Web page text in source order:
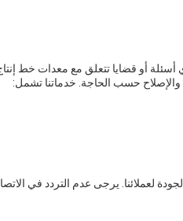
أسئلة أو قضايا تتعلق مع معدات خط
حسب الحاجة. خدماتنا تشمل:
لعملائنا. يرجى عدم التردد في